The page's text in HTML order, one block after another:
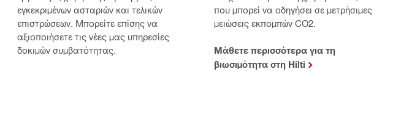
εγκεκριμένων ασταριών και τελικών
επιστρώσεων. Μπορείτε επίσης να
αξιοποιήσετε τις νέες μας υπηρεσίες
δοκιμών συμβατότητας.
που μπορεί να οδηγήσει σε μετρήσιμες
μειώσεις εκπομπών CO2.
Μάθετε περισσότερα για τη
βιωσιμότητα στη Hilti